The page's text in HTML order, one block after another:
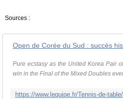
Sources :
Open de Corée du Sud : succès
Pure ecstasy as the United Korea Pair
win in the Final of the Mixed Doubles